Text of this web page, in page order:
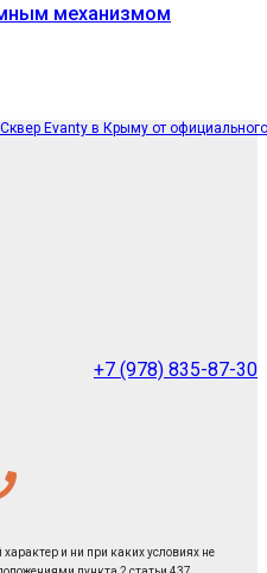
механизмом
Evanty в Крыму от официального
+7 (978) 835-87-30
и ни при каких условиях не